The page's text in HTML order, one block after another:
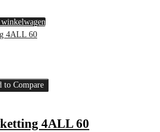
winkelwagen
to Compare
4ALL 60